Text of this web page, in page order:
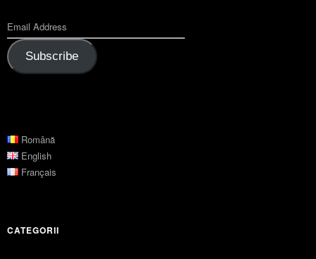
Subscribe
Română
English
Français
CATEGORII